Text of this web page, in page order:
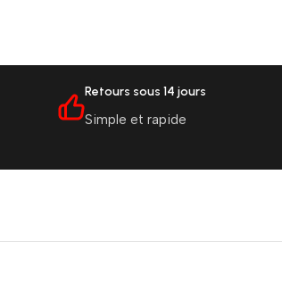
Retours sous 14 jours
Simple et rapide